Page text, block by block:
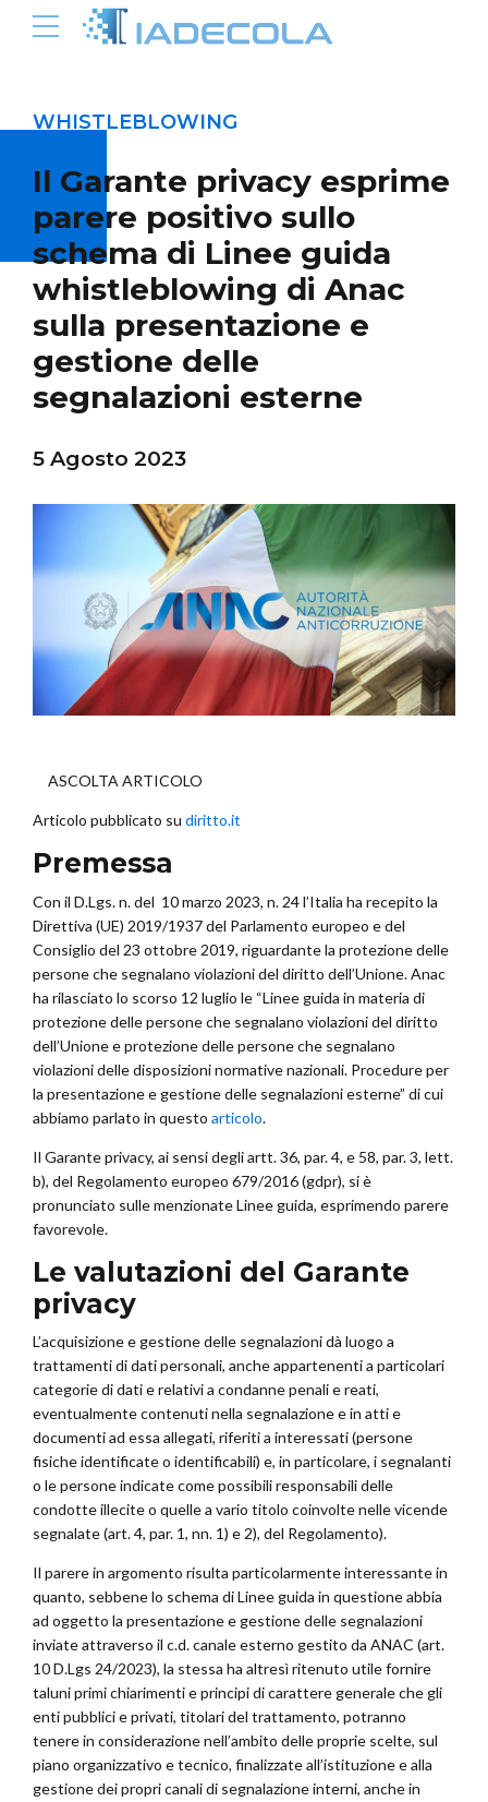
WHISTLEBLOWING
Il Garante privacy esprime
parere positivo sullo
schema di Linee guida
whistleblowing di Anac
sulla presentazione e
gestione delle
segnalazioni esterne
5 Agosto 2023
ASCOLTA ARTICOLO
Articolo pubblicato su diritto.it
Premessa
Con il D.Lgs. n. del 10 marzo 2023, n. 24 l’Italia ha recepito la
Direttiva (UE) 2019/1937 del Parlamento europeo e del
Consiglio del 23 ottobre 2019, riguardante la protezione delle
persone che segnalano violazioni del diritto dell’Unione. Anac
ha rilasciato lo scorso 12 luglio le “Linee guida in materia di
protezione delle persone che segnalano violazioni del diritto
dell’Unione e protezione delle persone che segnalano
violazioni delle disposizioni normative nazionali. Procedure per
la presentazione e gestione delle segnalazioni esterne” di cui
abbiamo parlato in questo articolo.
Il Garante privacy, ai sensi degli artt. 36, par. 4, e 58, par. 3, lett.
b), del Regolamento europeo 679/2016 (gdpr), si è
pronunciato sulle menzionate Linee guida, esprimendo parere
favorevole.
Le valutazioni del Garante
privacy
L’acquisizione e gestione delle segnalazioni dà luogo a
trattamenti di dati personali, anche appartenenti a particolari
categorie di dati e relativi a condanne penali e reati,
eventualmente contenuti nella segnalazione e in atti e
documenti ad essa allegati, riferiti a interessati (persone
fisiche identificate o identificabili) e, in particolare, i segnalanti
o le persone indicate come possibili responsabili delle
condotte illecite o quelle a vario titolo coinvolte nelle vicende
segnalate (art. 4, par. 1, nn. 1) e 2), del Regolamento).
Il parere in argomento risulta particolarmente interessante in
quanto, sebbene lo schema di Linee guida in questione abbia
ad oggetto la presentazione e gestione delle segnalazioni
inviate attraverso il c.d. canale esterno gestito da ANAC (art.
10 D.Lgs 24/2023), la stessa ha altresì ritenuto utile fornire
taluni primi chiarimenti e principi di carattere generale che gli
enti pubblici e privati, titolari del trattamento, potranno
tenere in considerazione nell’ambito delle proprie scelte, sul
piano organizzativo e tecnico, finalizzate all’istituzione e alla
gestione dei propri canali di segnalazione interni, anche in